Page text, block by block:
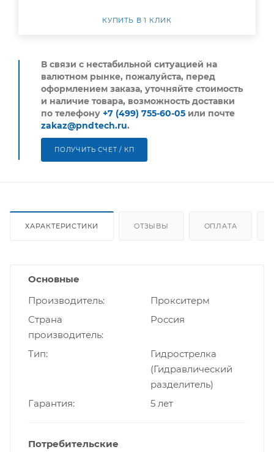
КУПИТЬ В 1 КЛИК
В связи с нестабильной ситуацией на
валютном рынке, пожалуйста, перед
оформлением заказа, уточняйте стоимость
и наличие товара, возможность доставки
по телефону +7 (499) 755-60-05 или почте
zakaz@pndtech.ru.
ПОЛУЧИТЬ СЧЕТ / КП
ХАРАКТЕРИСТИКИ ОТЗЫВЫ ОПЛАТА
Основные
Производитель
Прокситерм
Страна
производитель
Россия
Тип
Гидрострелка
(Гидравлический
разделитель)
Гарантия
5 лет
Потребительские